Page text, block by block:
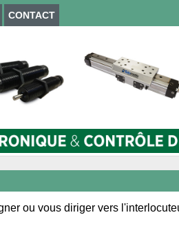
CONTACT
ou vous diriger vers